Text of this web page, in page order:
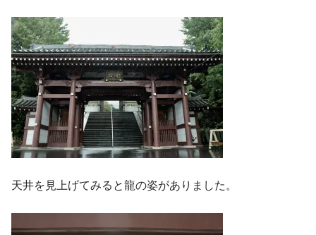
天井を見上げてみると龍の姿がありました。